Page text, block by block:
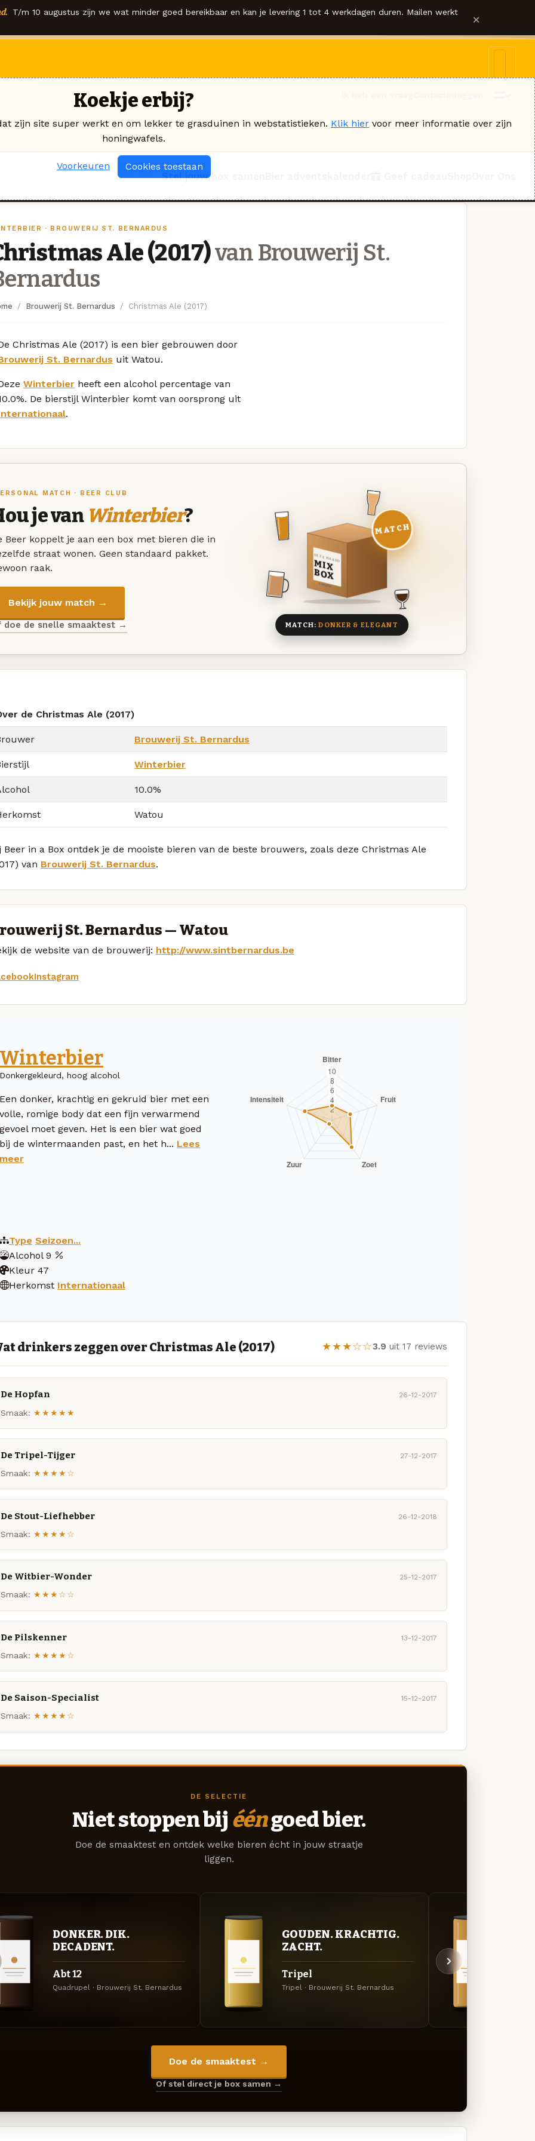
T/m 10 augustus zijn we wat minder goed bereikbaar en kan je levering 1 tot 4 werkdagen duren. Mailen werkt ×
Stel jouw box samen
· BROUWERIJ ST. BERNARDUS
Ale (2017)van Brouwerij St.
Brouwerij St. Bernardus Christmas Ale (2017)
Christmas Ale (2017) is een bier gebrouwen door
St. Bernardus uit Watou.
Winterbier heeft een alcohol percentage van
De bierstijl Winterbier komt van oorsprong uit
.
MATCH · BEER CLUB
je van Winterbier?
Beer koppelt je aan een box met bieren die in
straat wonen. Geen standaard pakket.
raak.
Bekijk jouw match →
doe de snelle smaaktest →
DEZE MAAND
MIX
BOX
8 BIEREN
MATCH
MATCH:DONKER & ELEGANT
de Christmas Ale (2017)
Brouwerij St. Bernardus
Winterbier
10.0%
Watou
Beer in a Box ontdek je de mooiste bieren van de beste brouwers, zoals deze Christmas Ale
van Brouwerij St. Bernardus.
St. Bernardus — Watou
de website van de brouwerij: http://www.sintbernardus.be
Instagram
Winterbier
Donkergekleurd, hoog alcohol
Een donker, krachtig en gekruid bier met een
volle, romige body dat een fijn verwarmend
gevoel moet geven. Het is een bier wat goed
bij de wintermaanden past, en het h... Lees
meer
Type Seizoen...
Alcohol 9
Kleur 47
Herkomst Internationaal
drinkers zeggen over Christmas Ale (2017) ★★★☆☆3.9 uit 17 reviews
De Hopfan 26-12-2017
Smaak: ★★★★★
De Tripel-Tijger 27-12-2017
Smaak: ★★★★☆
De Stout-Liefhebber 26-12-2018
Smaak: ★★★★☆
De Witbier-Wonder 25-12-2017
Smaak: ★★★☆☆
De Pilskenner 13-12-2017
Smaak: ★★★★☆
De Saison-Specialist 15-12-2017
Smaak: ★★★★☆
DE SELECTIE
Niet stoppen bij ééngoed bier.
Doe de smaaktest en ontdek welke bieren écht in jouw straatje
liggen.
DONKER. DIK.
DECADENT.
Abt 12
Quadrupel · Brouwerij St. Bernardus
GOUDEN. KRACHTIG.
ZACHT.
Tripel
Tripel · Brouwerij St. Bernardus
Doe de smaaktest →
Of stel direct je box samen →
Koekje erbij?
zijn site super werkt en om lekker te grasduinen in webstatistieken. Klik hier voor meer informatie over zijn
honingwafels.
Voorkeuren Cookies toestaan